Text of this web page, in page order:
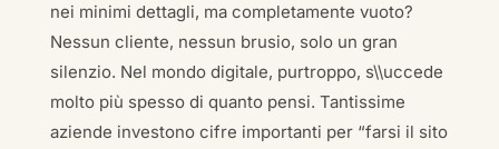
nei minimi dettagli, ma completamente vuoto?
Nessun cliente, nessun brusio, solo un gran
silenzio. Nel mondo digitale, purtroppo, s\\uccede
molto più spesso di quanto pensi. Tantissime
aziende investono cifre importanti per “farsi il sito